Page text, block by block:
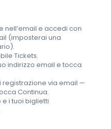
nell’email e accedi con
(imposterai una
Tickets.
indirizzo email e tocca
registrazione via email —
Continua.
i tuoi biglietti